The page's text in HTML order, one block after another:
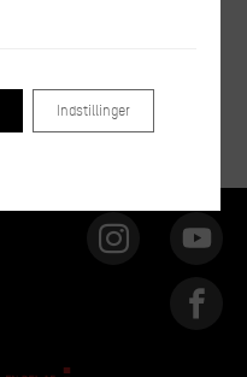
Indstillinger